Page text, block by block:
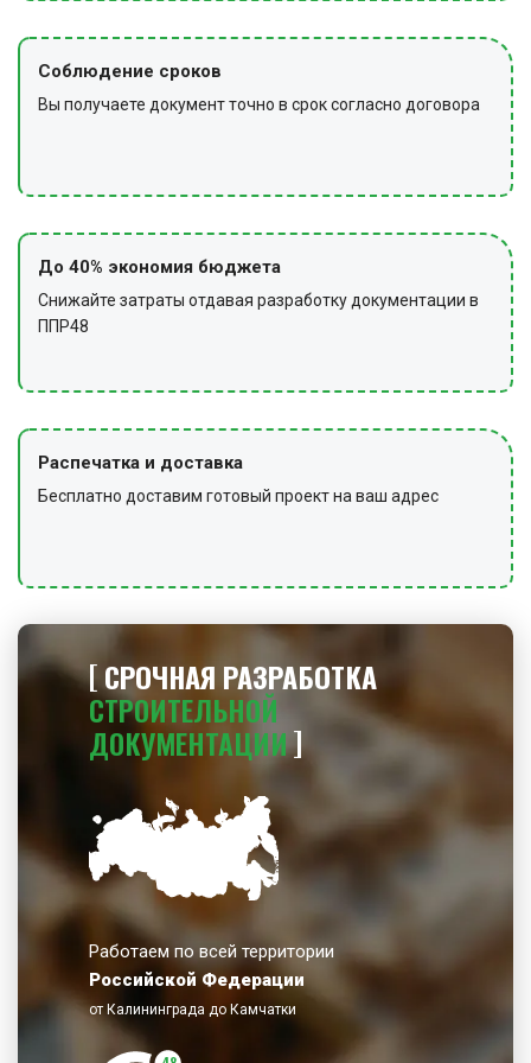
оборудование, снимают сигнальное ограждение и
предупредительные знаки, сдают техническую
оснастку и инвентарь.
Соблюдение сроков
Вы получаете документ точно в срок согласно договора
До 40% экономия бюджета
Снижайте затраты отдавая разработку документации в
ППР48
Распечатка и доставка
Бесплатно доставим готовый проект на ваш адрес
СРОЧНАЯ РАЗРАБОТКА
СТРОИТЕЛЬНОЙ
ДОКУМЕНТАЦИИ
Работаем по всей территории
Российской Федерации
от Калининграда до Камчатки